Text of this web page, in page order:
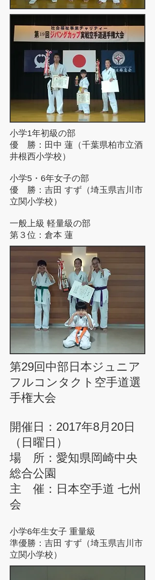
小学1年初級の部
優 勝：田中 蓮（千葉県柏市立酒
井根西小学校）
小学5・6年女子の部
優 勝：吉田 すず（埼玉県吉川市
立関小学校）
一般上級 軽量級の部
第３位：倉本 蓮
第29回中部日本ジュニア
フルコンタクト空手道選
手権大会
開催日：2017年8月20日
（日曜日）
場 所：愛知県岡崎中央
総合公園
主 催：日本空手道 七州
会
小学6年生女子 重量級
準優勝：吉田 すず（埼玉県吉川市
立関小学校）